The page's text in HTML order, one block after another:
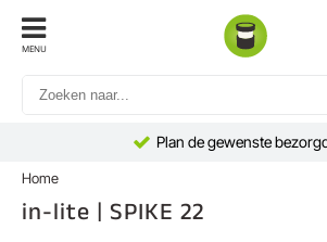
MENU
Plan de gewenste
Home
in-lite | SPIKE 22